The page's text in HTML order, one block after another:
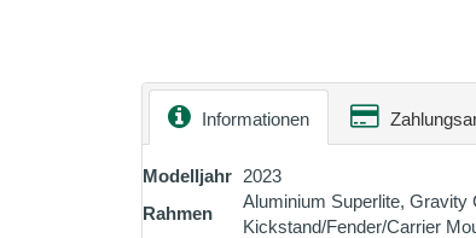
Informationen
Modelljahr 2023
Rahmen
Aluminium Superlite, Gravity
Kickstand/Fender/Carrier